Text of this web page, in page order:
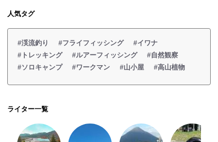
人気タグ
#渓流釣り #フライフィッシング
#イワナ
#トレッキング
#ルアーフィッシング
#自然観察
#ソロキャンプ
#ワークマン #山小屋 #高山植物
ライター一覧